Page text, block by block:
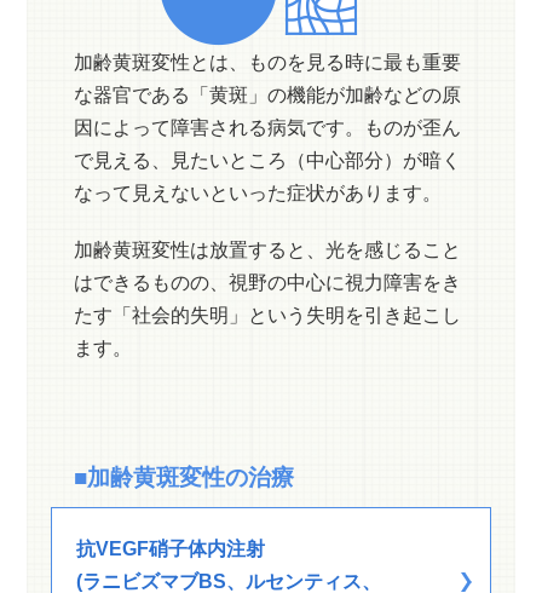
加齢黄斑変性とは、ものを見る時に最も重要
な器官である「黄斑」の機能が加齢などの原
因によって障害される病気です。ものが歪ん
で見える、見たいところ（中心部分）が暗く
なって見えないといった症状があります。
加齢黄斑変性は放置すると、光を感じること
はできるものの、視野の中心に視力障害をき
たす「社会的失明」という失明を引き起こし
ます。
■加齢黄斑変性の治療
抗VEGF硝子体内注射
(ラニビズマブBS、ルセンティス、